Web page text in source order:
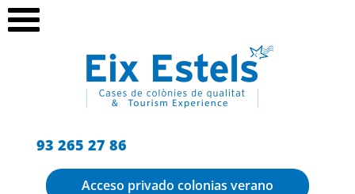
93 265 27 86
Acceso privado colonias verano